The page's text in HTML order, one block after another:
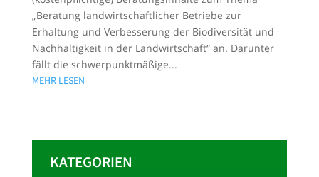
„Beratung landwirtschaftlicher Betriebe zur
Erhaltung und Verbesserung der Biodiversität und
Nachhaltigkeit in der Landwirtschaft“ an. Darunter
fällt die schwerpunktmäßige...
MEHR LESEN
KATEGORIEN